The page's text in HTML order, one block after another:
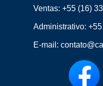
Ventas: +55 (16)
Administrativo:
E-mail: